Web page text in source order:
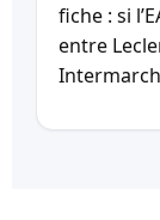
fiche : si
entre